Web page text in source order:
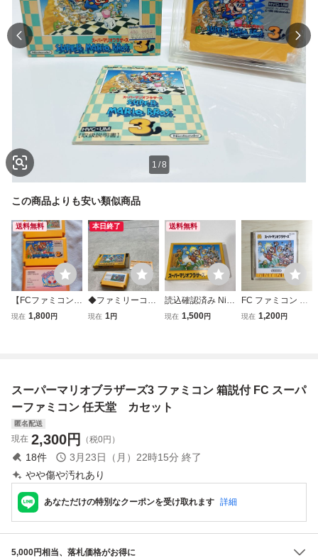
1 /8
この商品よりも安い類似商品
送料無料
【FCファミコン！
定番アクションま
済 SUPER MARIO
BROS
現在 1,800円
本日終了
◆ファミリーコン
ピューター/ファミ
現在 1円
送料無料
読込確認済み Nint
endo ファミコン
1
現在 1,500円
FC ファミコン デ
ィスクシステム デ
現在 1,200円
スーパーマリオブラザーズ3 ファミコン 箱説付 FC スーパ
ーファミコン 任天堂 カセット
匿名配送
現在 2,300円 （税0円）
18件 3月23日（月）22時15分 終了
やや傷や汚れあり
あなただけの特別なクーポンを受け取れます 詳細
5,000円相当、落札価格がお得に